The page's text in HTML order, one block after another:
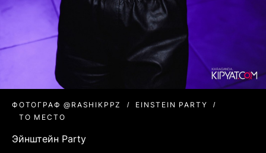
ФОТОГРАФ @RASHIKPPZ
EINSTEIN PARTY
ТО МЕСТО
Эйнштейн Party